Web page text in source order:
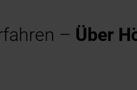
– Über